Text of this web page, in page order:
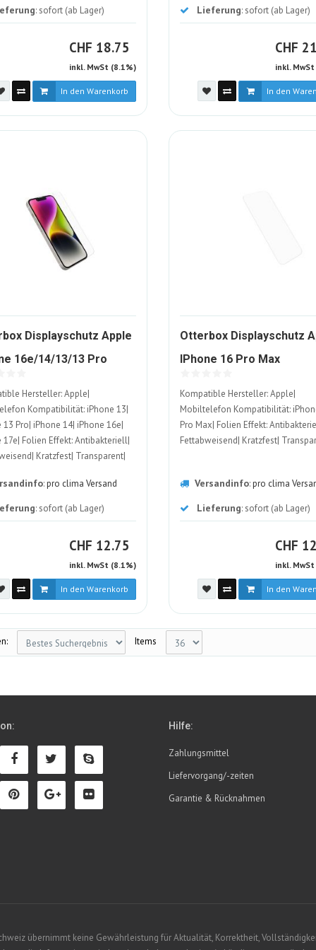
: sofort (ab Lager)
CHF CHF
18.75
inkl. MwSt (8.1%)
In den Warenkorb
Lieferung: sofort (ab Lager)
CHF
inkl.
In den
Displayschutz Apple
16e/14/13/13 Pro1949615-
Hersteller: Apple|
Kompatibilität: iPhone 13|
13 Pro| iPhone 14| iPhone 16e|
17e| Folien Effekt: Antibakteriell|
Kratzfest| Transparent|
:pro clima Versand
: sofort (ab Lager)
CHF CHF
12.75
inkl. MwSt (8.1%)
In den Warenkorb
Otterbox Displayschutz
IPhone 16 Pro Max
Kompatible Hersteller: Apple|
Mobiltelefon Kompatibilität:
Pro Max| Folien Effekt:
Fettabweisend| Kratzfest|
Versandinfo:pro clima
Lieferung: sofort (ab Lager)
CHF
inkl.
In den
Items
Hilfe:
Zahlungsmittel
Liefervorgang/-zeiten
Garantie & Rücknahmen
übernimmt keine Gewährleistung für Aktualität, Korrektheit,